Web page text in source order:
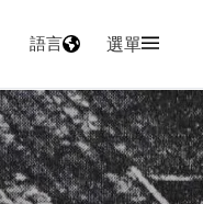
語言 選單